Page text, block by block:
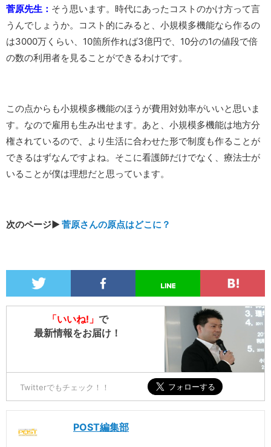
菅原先生： そう思います。時代にあったコストのかけ方って言
うんでしょうか。コスト的にみると、小規模多機能なら作るの
は3000万くらい、10箇所作れば3億円で、10分の1の値段で倍
の数の利用者を見ることができるわけです。
この点からも小規模多機能のほうが費用対効率がいいと思いま
す。なので雇用も生み出せます。あと、小規模多機能は地方分
権されているので、より生活に合わせた形で制度も作ることが
できるはずなんですよね。そこに看護師だけでなく、療法士が
いることが僕は理想だと思っています。
次のページ▶︎菅原さんの原点はどこに？
「いいね!」 で
最新情報をお届け！
Twitterでもチェック！！
POST編集部